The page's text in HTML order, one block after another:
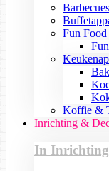
Barbecues
Fun Food
Koffie &
Inrichting &
In